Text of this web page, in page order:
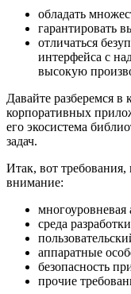
обладать
гарантировать
отличаться
интерфейса с
высокую
Давайте разберемся
корпоративных
его экосистема
задач.
Итак, вот требования,
внимание:
многоуровневая
среда
аппаратные
безопасность
прочие